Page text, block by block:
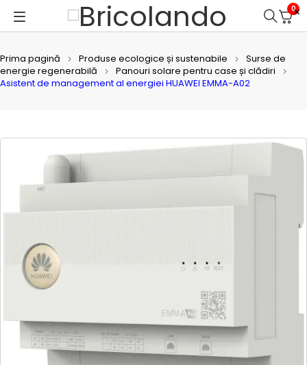
0
Prima pagină Produse ecologice și sustenabile
Surse de
energie regenerabilă
Panouri solare pentru case și clădiri
Asistent de management al energiei HUAWEI EMMA-A02